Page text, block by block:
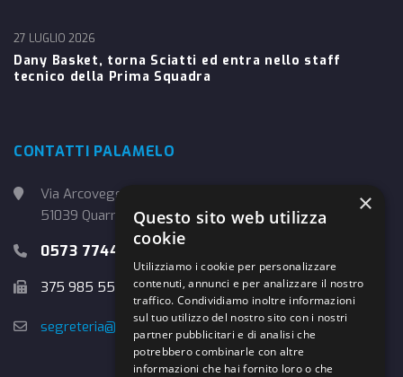
Dany Basket, torna Sciatti ed entra nello staff
tecnico della Prima Squadra
27 LUGLIO 2026
CONTATTI PALAMELO
Via Arcoveggio, 4
51039 Quarrata (PT)
0573 774457
375 985 5526
segreteria@danybasket.it
×
Questo sito web utilizza
cookie
Utilizziamo i cookie per personalizzare
contenuti, annunci e per analizzare il nostro
traffico. Condividiamo inoltre informazioni
sul tuo utilizzo del nostro sito con i nostri
partner pubblicitari e di analisi che
potrebbero combinarle con altre
informazioni che hai fornito loro o che